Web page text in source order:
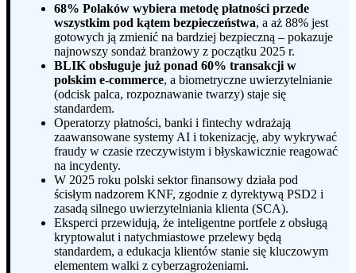
68% Polaków wybiera metodę płatności przede
wszystkim pod kątem bezpieczeństwa, a aż 88% jest
gotowych ją zmienić na bardziej bezpieczną – pokazuje
najnowszy sondaż branżowy z początku 2025 r.
BLIK obsługuje już ponad 60% transakcji w
polskim e-commerce, a biometryczne uwierzytelnianie
(odcisk palca, rozpoznawanie twarzy) staje się
standardem.
Operatorzy płatności, banki i fintechy wdrażają
zaawansowane systemy AI i tokenizację, aby wykrywać
fraudy w czasie rzeczywistym i błyskawicznie reagować
na incydenty.
W 2025 roku polski sektor finansowy działa pod
ścisłym nadzorem KNF, zgodnie z dyrektywą PSD2 i
zasadą silnego uwierzytelniania klienta (SCA).
Eksperci przewidują, że inteligentne portfele z obsługą
kryptowalut i natychmiastowe przelewy będą
standardem, a edukacja klientów stanie się kluczowym
elementem walki z cyberzagrożeniami.